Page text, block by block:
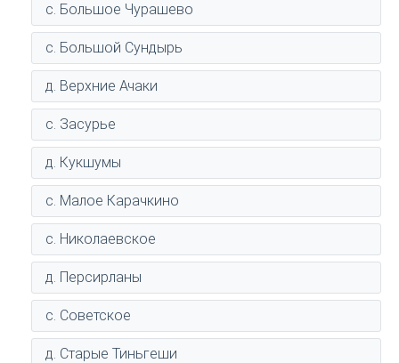
с. Большое Чурашево
с. Большой Сундырь
д. Верхние Ачаки
с. Засурье
д. Кукшумы
с. Малое Карачкино
с. Николаевское
д. Персирланы
с. Советское
д. Старые Тиньгеши